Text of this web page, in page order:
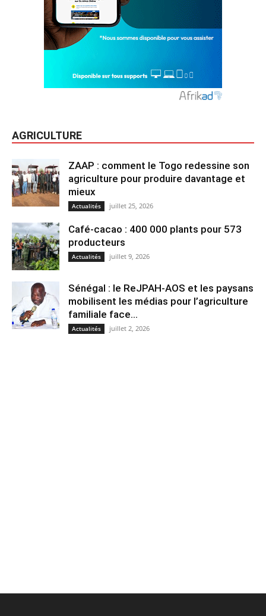
AGRICULTURE
ZAAP : comment le Togo redessine son
agriculture pour produire davantage et
mieux
Actualités juillet 25, 2026
Café-cacao : 400 000 plants pour 573
producteurs
Actualités juillet 9, 2026
Sénégal : le ReJPAH-AOS et les paysans
mobilisent les médias pour l’agriculture
familiale face...
Actualités juillet 2, 2026